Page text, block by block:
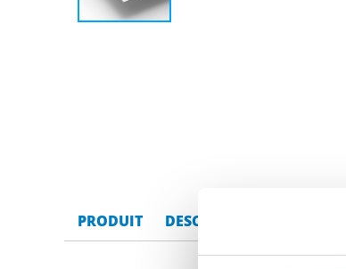
PRODUIT DESCRIPTION DU PRODUIT